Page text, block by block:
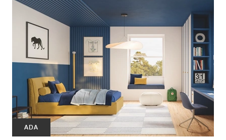
ADA